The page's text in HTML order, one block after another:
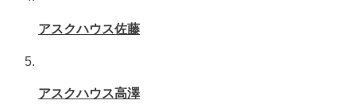
アスクハウス佐藤
アスクハウス高澤